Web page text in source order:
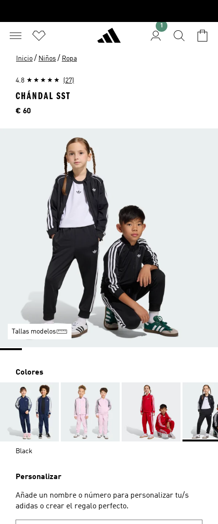
Inicio / Niños / Ropa
4.8 (27)
CHÁNDAL SST
Precio
€ 60
Tallas modelos
Colores
Black
Personalizar
Añade un nombre o número para personalizar tu/s
adidas o crear el regalo perfecto.